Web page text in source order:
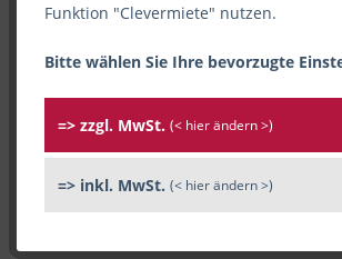
Funktion "Clevermiete" nutzen.
Bitte wählen Sie Ihre bevorzugte
=> zzgl. MwSt. (< hier ändern >)
=> inkl. MwSt. (< hier ändern >)